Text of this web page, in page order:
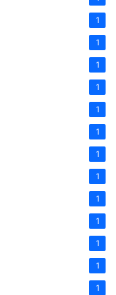
1
1
1
1
1
1
1
1
1
1
1
1
1